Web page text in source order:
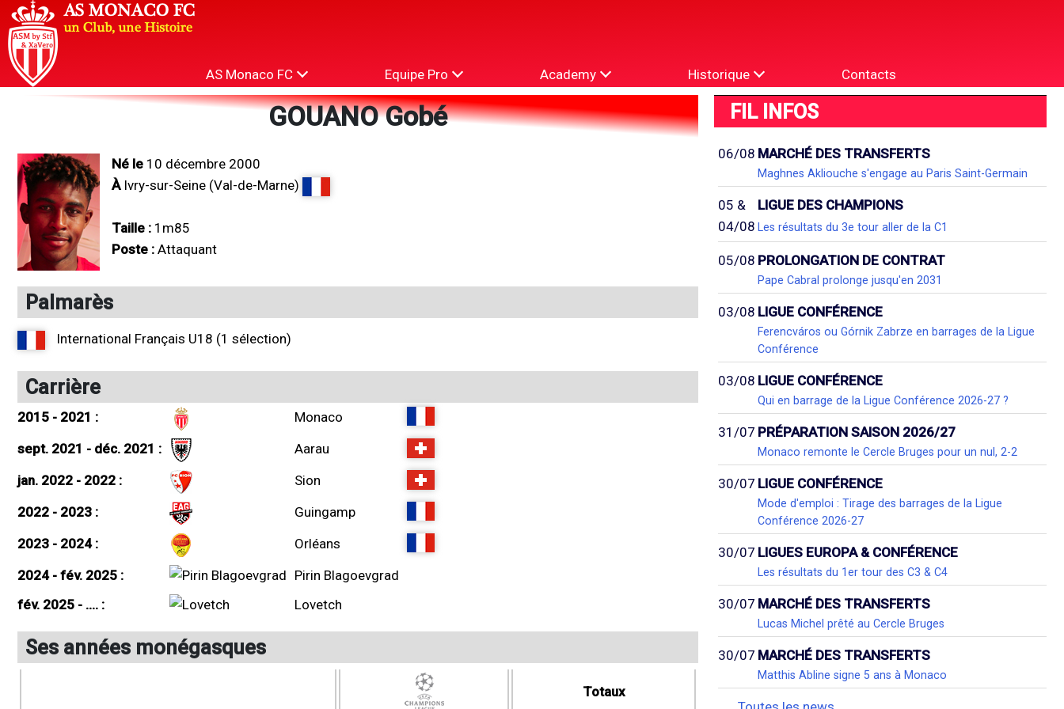
AS Monaco FC Equipe Pro Academy Historique Contacts
GOUANO Gobé
Né le 10 décembre 2000
ÀIvry-sur-Seine (Val-de-Marne)
Taille : 1m85
Poste : Attaquant
Palmarès
International Français U18 (1 sélection)
Carrière
2015 - 2021 :
Monaco
sept. 2021 - déc. 2021 :
Aarau
jan. 2022 - 2022 :
Sion
2022 - 2023 :
Guingamp
2023 - 2024 :
Orléans
2024 - fév. 2025 :
Pirin Blagoevgrad
fév. 2025 - .... :
Lovetch
Ses années monégasques
Totaux
FIL INFOS
06/08 MARCHÉ DES TRANSFERTS
Maghnes Akliouche s'engage au Paris Saint-Germain
05 &
04/08
LIGUE DES CHAMPIONS
Les résultats du 3e tour aller de la C1
05/08 PROLONGATION DE CONTRAT
Pape Cabral prolonge jusqu'en 2031
03/08 LIGUE CONFÉRENCE
Ferencváros ou Górnik Zabrze en barrages de la Ligue
Conférence
03/08 LIGUE CONFÉRENCE
Qui en barrage de la Ligue Conférence 2026-27 ?
31/07 PRÉPARATION SAISON 2026/27
Monaco remonte le Cercle Bruges pour un nul, 2-2
30/07 LIGUE CONFÉRENCE
Mode d'emploi : Tirage des barrages de la Ligue
Conférence 2026-27
30/07 LIGUES EUROPA & CONFÉRENCE
Les résultats du 1er tour des C3 & C4
30/07 MARCHÉ DES TRANSFERTS
Lucas Michel prêté au Cercle Bruges
30/07 MARCHÉ DES TRANSFERTS
Matthis Abline signe 5 ans à Monaco